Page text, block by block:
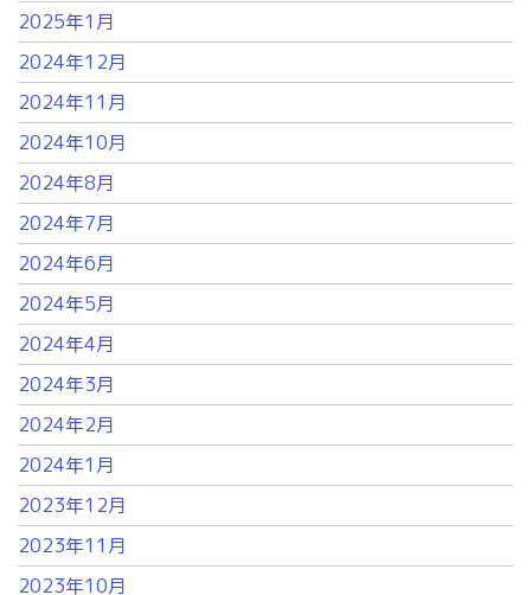
2025年1月
2024年12月
2024年11月
2024年10月
2024年8月
2024年7月
2024年6月
2024年5月
2024年4月
2024年3月
2024年2月
2024年1月
2023年12月
2023年11月
2023年10月